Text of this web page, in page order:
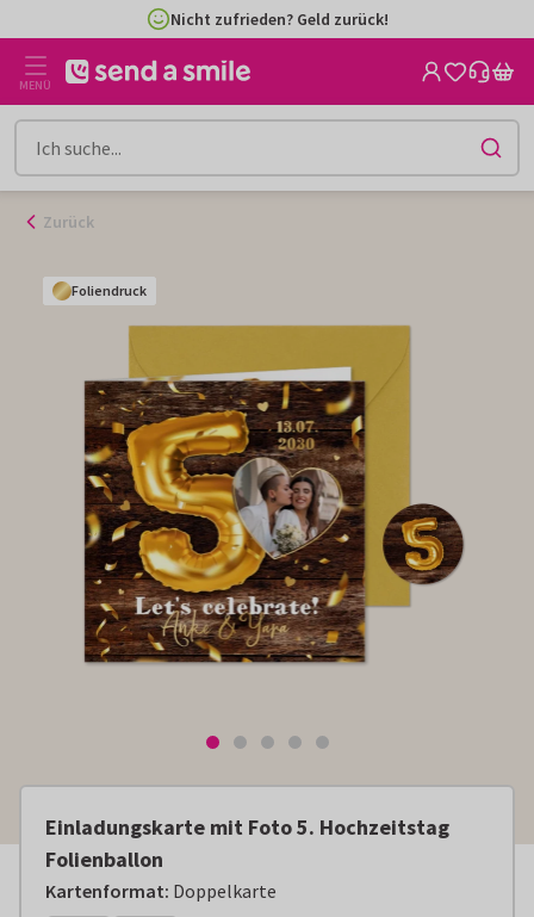
Inhalt
gehen
Nicht zufrieden? Geld zurück!
MENÜ
Zurück
Foliendruck
Foliendruck
Foliendruck
Foliendruck
Foliendruck
Einladungskarte mit Foto 5. Hochzeitstag
Folienballon
Kartenformat: Doppelkarte